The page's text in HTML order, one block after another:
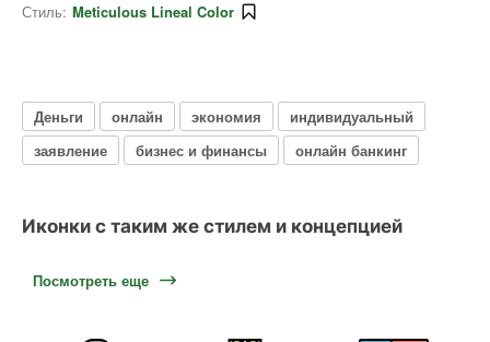
Стиль: Meticulous Lineal Color
Деньги онлайн экономия
индивидуальный
заявление
бизнес и финансы онлайн банкинг
Иконки с таким же стилем и концепцией
Посмотреть еще